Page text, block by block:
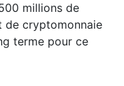
millions de
de cryptomonnaie
terme pour ce